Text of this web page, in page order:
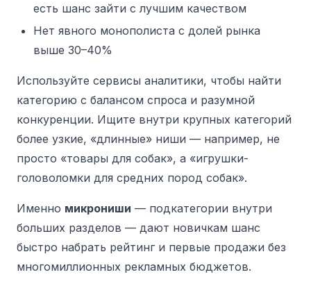
есть шанс зайти с лучшим качеством
Нет явного монополиста с долей рынка
выше 30–40%
Используйте сервисы аналитики, чтобы найти
категорию с балансом спроса и разумной
конкуренции. Ищите внутри крупных категорий
более узкие, «длинные» ниши — например, не
просто «товары для собак», а «игрушки-
головоломки для средних пород собак».
Именно микрониши — подкатегории внутри
больших разделов — дают новичкам шанс
быстро набрать рейтинг и первые продажи без
многомиллионных рекламных бюджетов.